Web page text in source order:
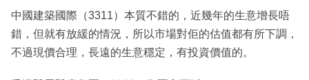
中國建築國際（3311）本質不錯的，近幾年的生意增長唔
錯，但就有放緩的情況，所以市場對佢的估值都有所下調，
不過現價合理，長遠的生意穩定，有投資價值的。